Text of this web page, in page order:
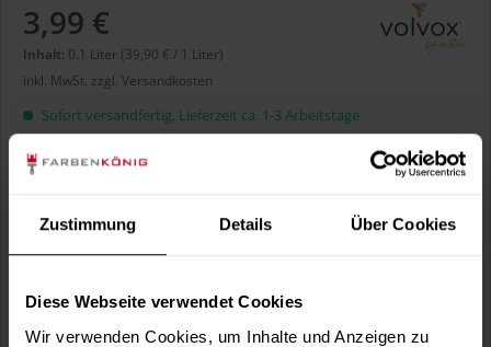
Zustimmung Details Über Cookies
Diese Webseite verwendet Cookies
Wir verwenden Cookies, um Inhalte und Anzeigen zu
3,99 €
Inhalt: 0.1 Liter (39,90 € / 1 Liter)
inkl. MwSt. zzgl. Versandkosten
Sofort versandfertig, Lieferzeit ca. 1-3 Arbeitstage
Liter:
Verbrauch berechnen